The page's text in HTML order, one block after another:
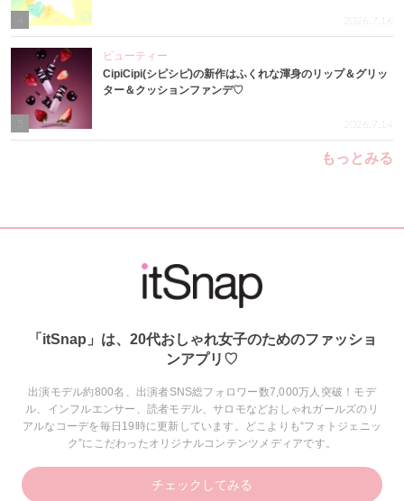
4 2026.7.16
ビューティー
CipiCipi(シピシピ)の新作はふくれな渾身のリップ＆グリッ
ター＆クッションファンデ♡
2026.7.14
もっとみる
「itSnap」は、20代おしゃれ女子のためのファッショ
ンアプリ♡
出演モデル約800名、出演者SNS総フォロワー数7,000万人突破！モデ
ル、インフルエンサー、読者モデル、サロモなどおしゃれガールズのリ
アルなコーデを毎日19時に更新しています。どこよりも“フォトジェニッ
ク”にこだわったオリジナルコンテンツメディアです。
チェックしてみる